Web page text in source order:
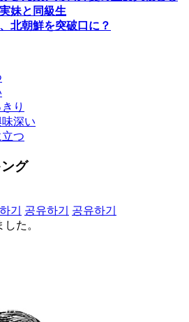
妹と同級生
北朝鮮を突破口に？
り
深い
つ
グ
기 공유하기
공유하기
た。